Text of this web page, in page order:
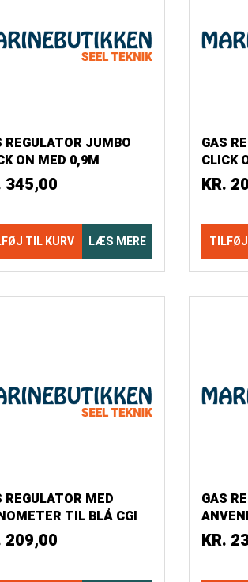
REGULATOR JUMBO
ON MED 0,9M
345,00
TIL KURV LÆS MERE
GAS
CLICK
KR.
REGULATOR MED
TIL BLÅ CGI
209,00
GAS
KR.